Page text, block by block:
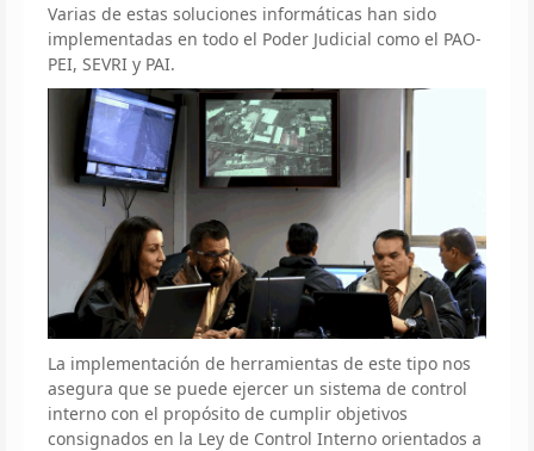
Varias de estas soluciones informáticas han sido
implementadas en todo el Poder Judicial como el PAO-
PEI, SEVRI y PAI.
La implementación de herramientas de este tipo nos
asegura que se puede ejercer un sistema de control
interno con el propósito de cumplir objetivos
consignados en la Ley de Control Interno orientados a